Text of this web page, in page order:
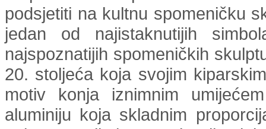
podsjetiti na kultnu spomeničku
jedan od najistaknutijih
najspoznatijih spomeničkih
20. stoljeća koja svojim
motiv konja iznimnim
aluminiju koja skladnim